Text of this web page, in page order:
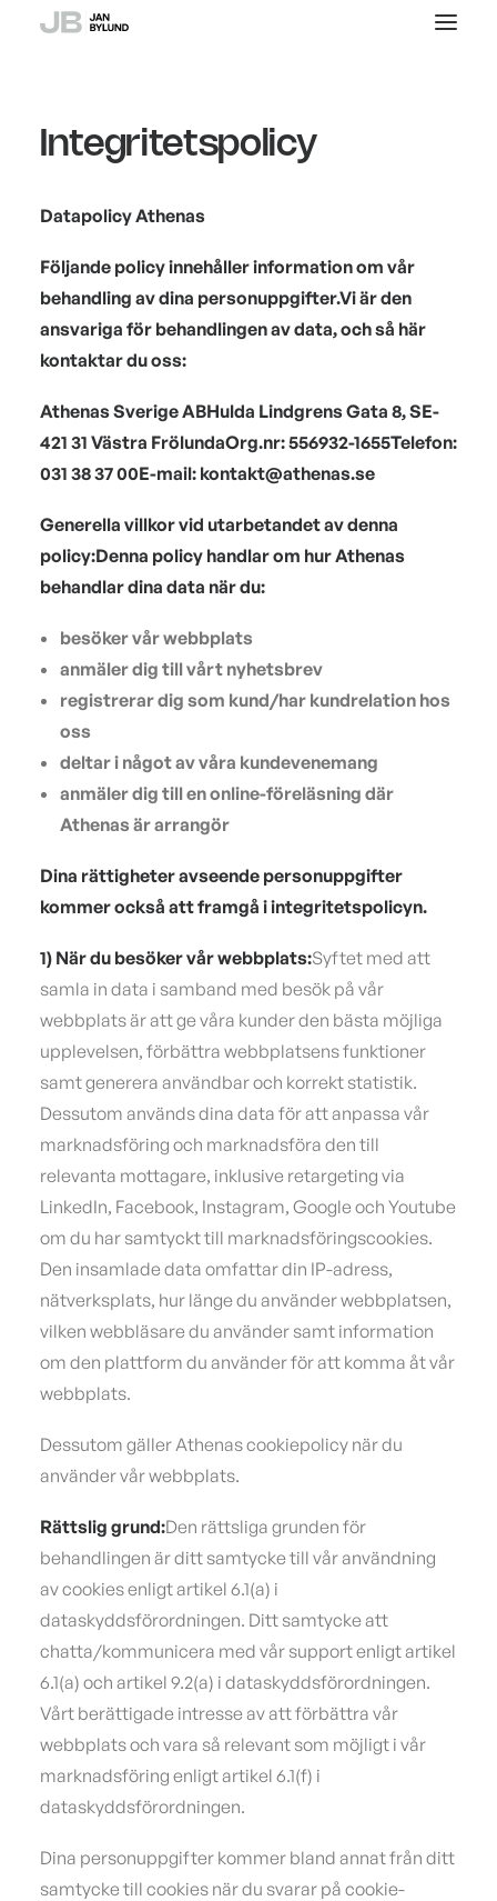
Om
Moderator
Referenser
Press
Integritetspolicy
Datapolicy Athenas
Följande policy innehåller information om vår
behandling av dina personuppgifter.Vi är den
ansvariga för behandlingen av data, och så här
kontaktar du oss:
Athenas Sverige ABHulda Lindgrens Gata 8, SE-
421 31 Västra FrölundaOrg.nr: 556932-1655Telefon:
031 38 37 00E-mail: kontakt@athenas.se
Generella villkor vid utarbetandet av denna
policy:Denna policy handlar om hur Athenas
behandlar dina data när du:
besöker vår webbplats
anmäler dig till vårt nyhetsbrev
registrerar dig som kund/har kundrelation hos
oss
deltar i något av våra kundevenemang
anmäler dig till en online-föreläsning där
Athenas är arrangör
Dina rättigheter avseende personuppgifter
kommer också att framgå i integritetspolicyn.
1) När du besöker vår webbplats:Syftet med att
samla in data i samband med besök på vår
webbplats är att ge våra kunder den bästa möjliga
upplevelsen, förbättra webbplatsens funktioner
samt generera användbar och korrekt statistik.
Dessutom används dina data för att anpassa vår
marknadsföring och marknadsföra den till
relevanta mottagare, inklusive retargeting via
LinkedIn, Facebook, Instagram, Google och Youtube
om du har samtyckt till marknadsföringscookies.
Den insamlade data omfattar din IP-adress,
nätverksplats, hur länge du använder webbplatsen,
vilken webbläsare du använder samt information
om den plattform du använder för att komma åt vår
webbplats.
Dessutom gäller Athenas cookiepolicy när du
använder vår webbplats.
Rättslig grund:Den rättsliga grunden för
behandlingen är ditt samtycke till vår användning
av cookies enligt artikel 6.1(a) i
dataskyddsförordningen. Ditt samtycke att
chatta/kommunicera med vår support enligt artikel
6.1(a) och artikel 9.2(a) i dataskyddsförordningen.
Vårt berättigade intresse av att förbättra vår
webbplats och vara så relevant som möjligt i vår
marknadsföring enligt artikel 6.1(f) i
dataskyddsförordningen.
Dina personuppgifter kommer bland annat från ditt
samtycke till cookies när du svarar på cookie-